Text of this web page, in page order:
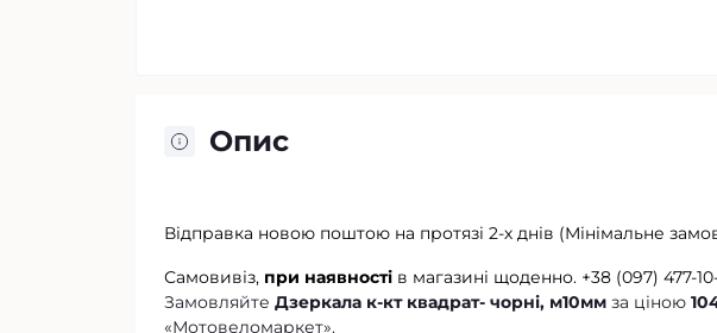
Опис
Відправка новою поштою на протязі 2-х днів (Мінімальне
Самовивіз, при наявності в магазині щоденно. +38 (097) 477-
Замовляйте Дзеркала к-кт квадрат- чорні, м10мм за ціною
«Мотовеломаркет».